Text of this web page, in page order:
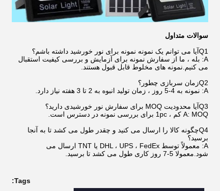
سوالات متداول
Q1آیا می توانم یک نمونه نمونه برای نور خورشید داشته باشم؟
A: بله ، ما از سفارش نمونه برای آزمایش و بررسی کیفیت استقبال
می کنیم.نمونه های مخلوط قابل قبول هستند.
Q2زمان سربازی چطور؟
A: نمونه به 4-5 روز ، زمان تولید انبوه به 2 تا 3 هفته نیاز دارد.
Q3آیا محدودیت MOQ برای سفارش نور خورشیدی دارید؟
A: MOQ کم ، 1pc برای بررسی نمونه در دسترس است.
Q4چگونه کالا را ارسال می کنید و چقدر طول می کشد تا به آنجا
برسید؟
A: معمولاً توسط DHL ، UPS ، FedEx یا TNT ارسال می
شود.معمولا 5-7 روز کاری طول می کشد تا برسید.
Tags: